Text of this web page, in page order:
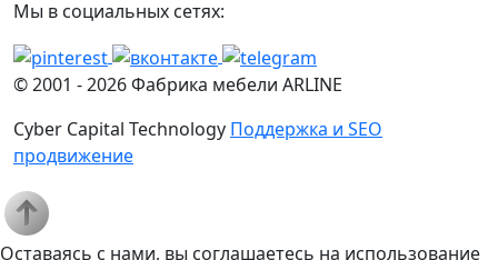
Мы в социальных сетях:
© 2001 -2026Фабрика мебели ARLINE
Cyber Capital Technology Поддержка и SEO
продвижение
Оставаясь с нами, вы соглашаетесь на использование